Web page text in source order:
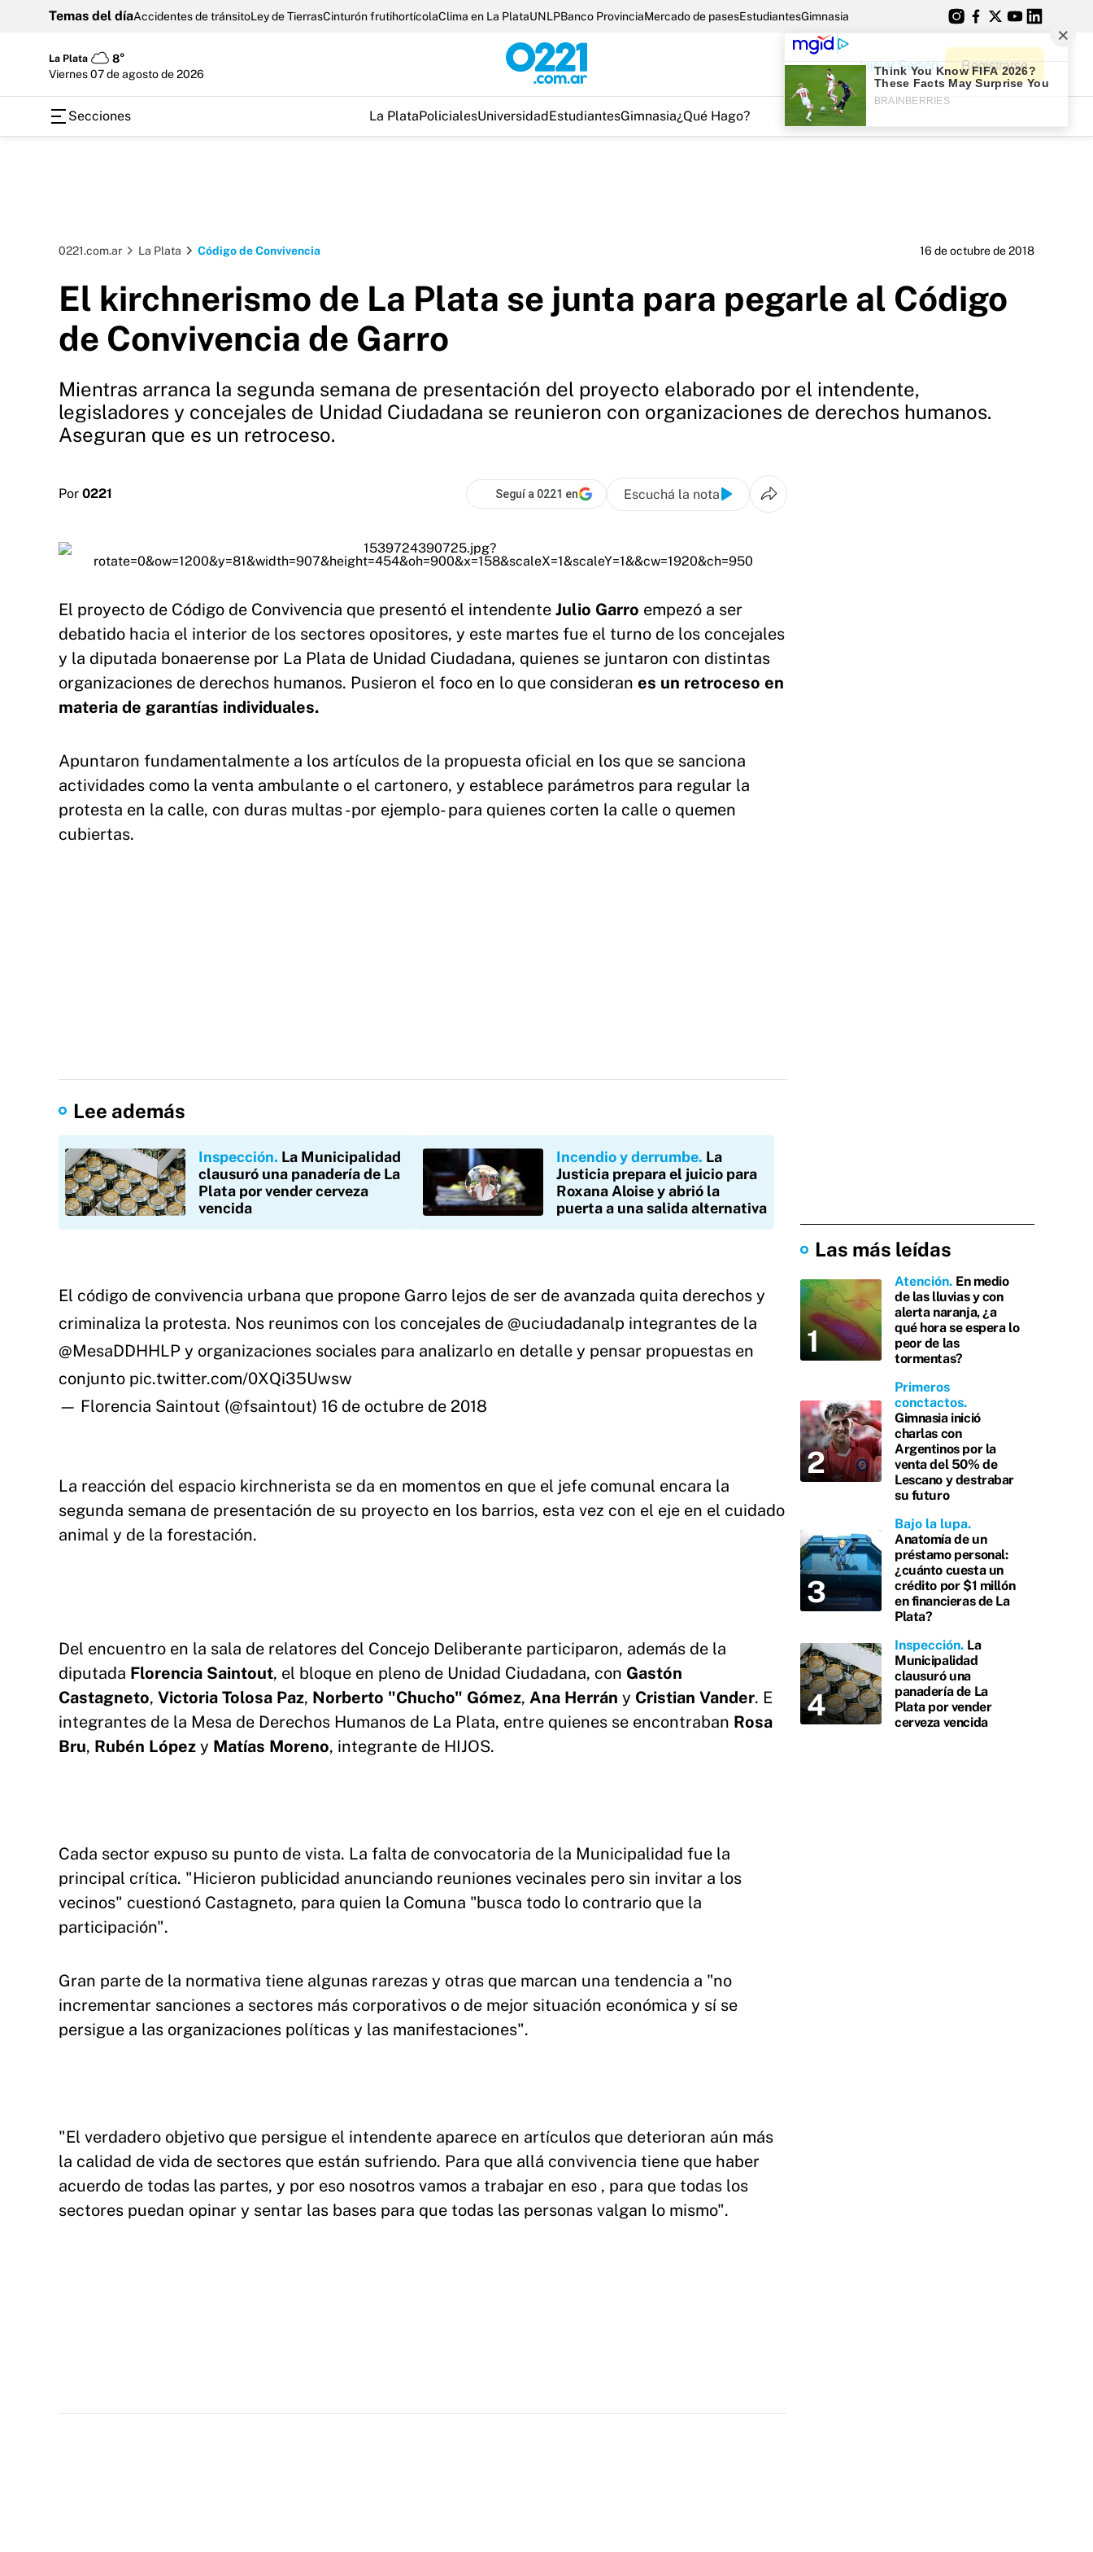
Temas del díaAccidentes de tránsitoLey de TierrasCinturón frutihortícolaClima en La PlataUNLPBanco ProvinciaMercado de pasesEstudiantesGimnasia
La Plata
8°
viernes 07 de agosto de 2026
Iniciar Sesión Registrarse
Secciones La PlataPolicialesUniversidadEstudiantesGimnasia¿Qué Hago?
0221.com.ar La Plata Código de Convivencia 16 de octubre de 2018
El kirchnerismo de La Plata se junta para pegarle al Código
de Convivencia de Garro
Mientras arranca la segunda semana de presentación del proyecto elaborado por el intendente,
legisladores y concejales de Unidad Ciudadana se reunieron con organizaciones de derechos humanos.
Aseguran que es un retroceso.
Por 0221 Seguí a 0221 en Escuchá la nota
El proyecto de Código de Convivencia que presentó el intendente Julio Garro empezó a ser
debatido hacia el interior de los sectores opositores, y este martes fue el turno de los concejales
y la diputada bonaerense por La Plata de Unidad Ciudadana, quienes se juntaron con distintas
organizaciones de derechos humanos. Pusieron el foco en lo que consideran es un retroceso en
materia de garantías individuales.
Apuntaron fundamentalmente a los artículos de la propuesta oficial en los que se sanciona
actividades como la venta ambulante o el cartonero, y establece parámetros para regular la
protesta en la calle, con duras multas -por ejemplo- para quienes corten la calle o quemen
cubiertas.
Lee además
Inspección La Municipalidad
clausuró una panadería de La
Plata por vender cerveza
vencida
Incendio y derrumbe La
Justicia prepara el juicio para
Roxana Aloise y abrió la
puerta a una salida alternativa
El código de convivencia urbana que propone Garro lejos de ser de avanzada quita derechos y
criminaliza la protesta. Nos reunimos con los concejales de @uciudadanalp integrantes de la
@MesaDDHHLP y organizaciones sociales para analizarlo en detalle y pensar propuestas en
conjunto pic.twitter.com/0XQi35Uwsw
— Florencia Saintout (@fsaintout) 16 de octubre de 2018
La reacción del espacio kirchnerista se da en momentos en que el jefe comunal encara la
segunda semana de presentación de su proyecto en los barrios, esta vez con el eje en el cuidado
animal y de la forestación.
Del encuentro en la sala de relatores del Concejo Deliberante participaron, además de la
diputada Florencia Saintout, el bloque en pleno de Unidad Ciudadana, con Gastón
Castagneto, Victoria Tolosa Paz, Norberto "Chucho" Gómez, Ana Herrán y Cristian Vander. E
integrantes de la Mesa de Derechos Humanos de La Plata, entre quienes se encontraban Rosa
Bru, Rubén López y Matías Moreno, integrante de HIJOS.
Cada sector expuso su punto de vista. La falta de convocatoria de la Municipalidad fue la
principal crítica. "Hicieron publicidad anunciando reuniones vecinales pero sin invitar a los
vecinos" cuestionó Castagneto, para quien la Comuna "busca todo lo contrario que la
participación".
Gran parte de la normativa tiene algunas rarezas y otras que marcan una tendencia a "no
incrementar sanciones a sectores más corporativos o de mejor situación económica y sí se
persigue a las organizaciones políticas y las manifestaciones".
"El verdadero objetivo que persigue el intendente aparece en artículos que deterioran aún más
la calidad de vida de sectores que están sufriendo. Para que allá convivencia tiene que haber
acuerdo de todas las partes, y por eso nosotros vamos a trabajar en eso , para que todas los
sectores puedan opinar y sentar las bases para que todas las personas valgan lo mismo".
Las más leídas
Atención En medio
de las lluvias y con
alerta naranja, ¿a
qué hora se espera lo
peor de las
tormentas?
Primeros
conctactos
Gimnasia inició
charlas con
Argentinos por la
venta del 50% de
Lescano y destrabar
su futuro
Bajo la lupa
Anatomía de un
préstamo personal:
¿cuánto cuesta un
crédito por $1 millón
en financieras de La
Plata?
Inspección La
Municipalidad
clausuró una
panadería de La
Plata por vender
cerveza vencida